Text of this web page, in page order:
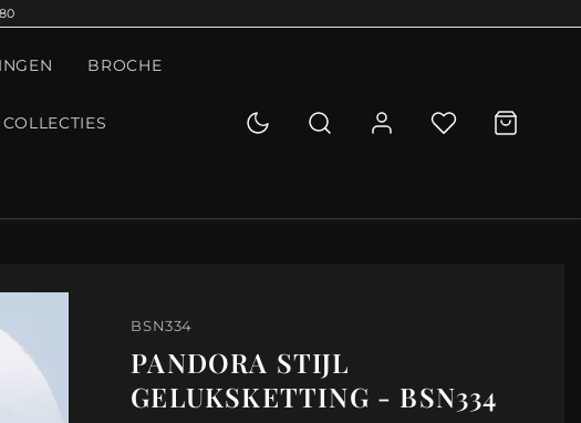
BROCHE
COLLECTIES
BSN334
PANDORA STIJL
GELUKSKETTING - BSN334